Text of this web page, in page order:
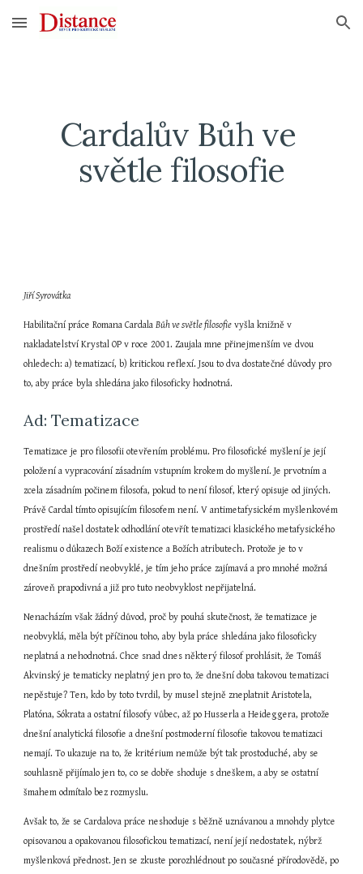
Skip to main content Skip to navigation
Cardalův Bůh ve
světle filosofie
Jiří Syrovátka
Habilitační práce Romana Cardala Bůh ve světle filosofie vyšla knižně v
nakladatelství Krystal OP v roce 2001. Zaujala mne přinejmenším ve dvou
ohledech: a) tematizací, b) kritickou reflexí. Jsou to dva dostatečné důvody pro
to, aby práce byla shledána jako filosoficky hodnotná.
Ad: Tematizace
Tematizace je pro filosofii otevřením problému. Pro filosofické myšlení je její
položení a vypracování zásadním vstupním krokem do myšlení. Je prvotním a
zcela zásadním počinem filosofa, pokud to není filosof, který opisuje od jiných.
Právě Cardal tímto opisujícím filosofem není. V antimetafysickém myšlenkovém
prostředí našel dostatek odhodlání otevřít tematizaci klasického metafysického
realismu o důkazech Boží existence a Božích atributech. Protože je to v
dnešním prostředí neobvyklé, je tím jeho práce zajímavá a pro mnohé možná
zároveň prapodivná a již pro tuto neobvyklost nepřijatelná.
Nenacházím však žádný důvod, proč by pouhá skutečnost, že tematizace je
neobvyklá, měla být příčinou toho, aby byla práce shledána jako filosoficky
neplatná a nehodnotná. Chce snad dnes některý filosof prohlásit, že Tomáš
Akvinský je tematicky neplatný jen pro to, že dnešní doba takovou tematizaci
nepěstuje? Ten, kdo by toto tvrdil, by musel stejně zneplatnit Aristotela,
Platóna, Sókrata a ostatní filosofy vůbec, až po Husserla a Heideggera, protože
dnešní analytická filosofie a dnešní postmoderní filosofie takovou tematizaci
nemají. To ukazuje na to, že kritérium nemůže být tak prostoduché, aby se
souhlasně přijímalo jen to, co se dobře shoduje s dneškem, a aby se ostatní
šmahem odmítalo bez rozmyslu.
Avšak to, že se Cardalova práce neshoduje s běžně uznávanou a mnohdy plytce
opisovanou a opakovanou filosofickou tematizací, není její nedostatek, nýbrž
myšlenková přednost. Jen se zkuste porozhlédnout po současné přírodovědě, po